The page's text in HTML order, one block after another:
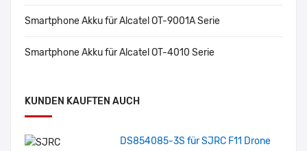
Smartphone Akku für Alcatel OT-9001A Serie
Smartphone Akku für Alcatel OT-4010 Serie
KUNDEN KAUFTEN AUCH
DS854085-3S für SJRC F11 Drone